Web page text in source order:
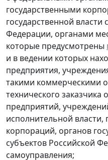
государственными
государственной власти
Федерации, органами
которые предусмотрены
и в ведении которых
предприятия,
такими коммерческими
технического заказчика
предприятий,
исполнительной власти,
корпораций, органов
субъектов Российской
самоуправления;